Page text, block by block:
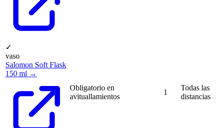
✓
vaso
Salomon Soft Flask
150 ml →
Obligatorio en
avituallamientos
1
Todas las
distancias